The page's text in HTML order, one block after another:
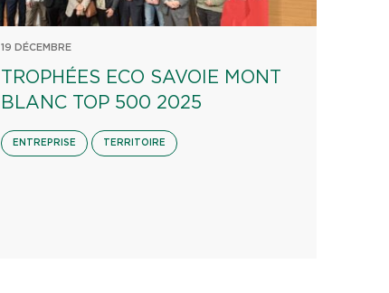
19 DÉCEMBRE
TROPHÉES ECO SAVOIE MONT
BLANC TOP 500 2025
ENTREPRISE TERRITOIRE